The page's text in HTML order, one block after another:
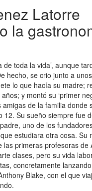
Latorre
la
de toda la vida’, aunque
hecho, se crio junto a
lo que hacía su madre;
y montó su ‘primer
de la familia donde
12. Su sueño siempre fue
uno de los
estudiara otra cosa. Su
las primeras profesoras de
clases, pero su vida
concretamente
Blake, con el que